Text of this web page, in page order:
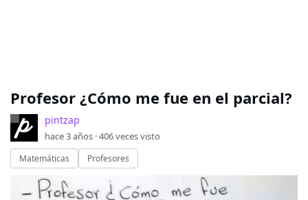
Profesor ¿Cómo me fue en el parcial?
pintzap
hace 3 años ·406veces visto
Matemáticas Profesores